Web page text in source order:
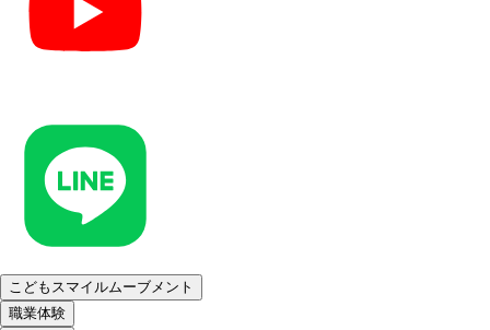
こどもスマイルムーブメント
職業体験